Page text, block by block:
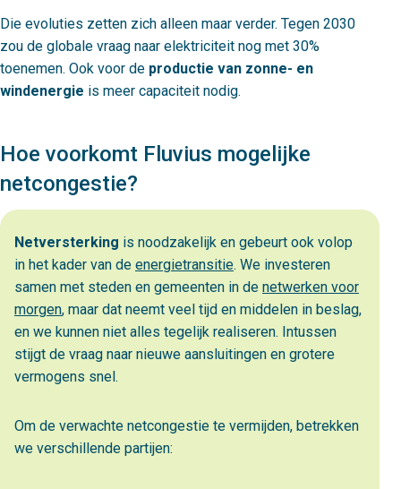
Die evoluties zetten zich alleen maar verder. Tegen 2030
zou de globale vraag naar elektriciteit nog met 30%
toenemen. Ook voor de productie van zonne- en
windenergie is meer capaciteit nodig.
Hoe voorkomt Fluvius mogelijke
netcongestie?
Netversterking is noodzakelijk en gebeurt ook volop
in het kader van de energietransitie. We investeren
samen met steden en gemeenten in de netwerken voor
morgen, maar dat neemt veel tijd en middelen in beslag,
en we kunnen niet alles tegelijk realiseren. Intussen
stijgt de vraag naar nieuwe aansluitingen en grotere
vermogens snel.
Om de verwachte netcongestie te vermijden, betrekken
we verschillende partijen: